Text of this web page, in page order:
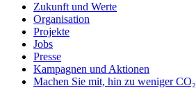
Zukunft und Werte
Organisation
Projekte
Jobs
Presse
Kampagnen und Aktionen
Machen Sie mit, hin zu weniger CO₂